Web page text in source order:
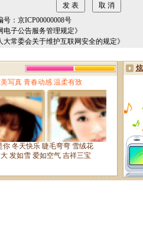
：京ICP00000008号
子公告服务管理规定》
常委会关于维护互联网安全的规定》